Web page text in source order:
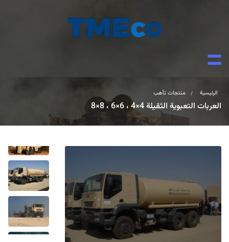
الرئيسية / منتجات تأهب
العربات التعبوية الثقيلة 4×4 ، 6×6 ، 8×8